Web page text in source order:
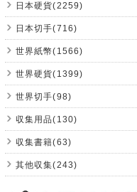
日本硬貨(2259)
日本切手(716)
世界紙幣(1566)
世界硬貨(1399)
世界切手(98)
収集用品(130)
収集書籍(63)
其他収集(243)